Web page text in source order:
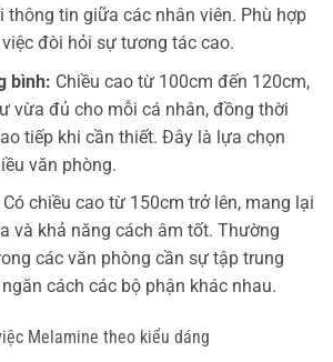
thông tin giữa các nhân viên. Phù hợp
đòi hỏi sự tương tác cao.
bình: Chiều cao từ 100cm đến 120cm,
vừa đủ cho mỗi cá nhân, đồng thời
tiếp khi cần thiết. Đây là lựa chọn
văn phòng.
Có chiều cao từ 150cm trở lên, mang lại
và khả năng cách âm tốt. Thường
các văn phòng cần sự tập trung
cách các bộ phận khác nhau.
Melamine theo kiểu dáng